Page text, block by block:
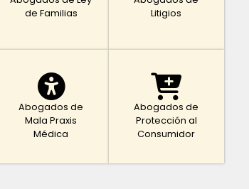
de Familias
Litigios
Abogados de
Mala Praxis
Médica
Abogados de
Protección al
Consumidor